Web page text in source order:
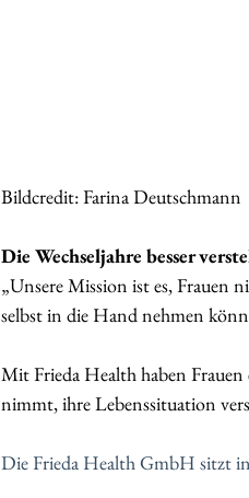
Bildcredit: Farina Deutschmann
Die Wechseljahre besser
„Unsere Mission ist es, Frauen
selbst in die Hand nehmen
Mit Frieda Health haben
nimmt, ihre Lebenssituation
Die Frieda Health GmbH sitzt